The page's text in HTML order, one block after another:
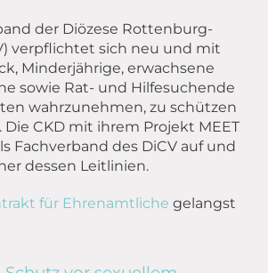
CAMPUS
Schritt für Schritt erklärt
Kooperationen
Infostand)
CAMPUS
der Diözese Rottenburg-
verpflichtet sich neu und mit
Minderjährige, erwachsene
sowie Rat- und Hilfesuchende
wahrzunehmen, zu schützen
Die CKD mit ihrem Projekt MEET
Fachverband des DiCV auf und
dessen Leitlinien.
für Ehrenamtliche gelangst